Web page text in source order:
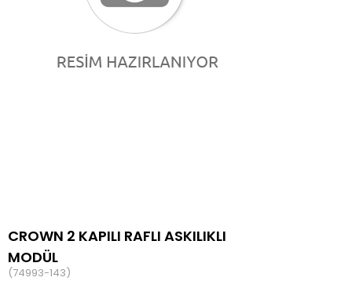
CROWN 2 KAPILI RAFLI ASKILIKLI
MODÜL
(74993-143)